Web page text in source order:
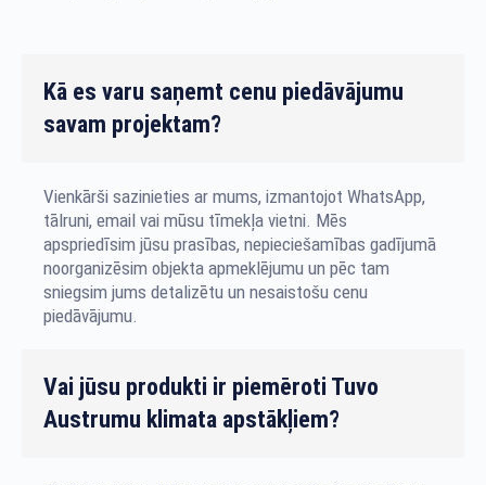
Kā es varu saņemt cenu piedāvājumu
savam projektam?
Vienkārši sazinieties ar mums, izmantojot WhatsApp,
tālruni, email vai mūsu tīmekļa vietni. Mēs
apspriedīsim jūsu prasības, nepieciešamības gadījumā
noorganizēsim objekta apmeklējumu un pēc tam
sniegsim jums detalizētu un nesaistošu cenu
piedāvājumu.
Vai jūsu produkti ir piemēroti Tuvo
Austrumu klimata apstākļiem?